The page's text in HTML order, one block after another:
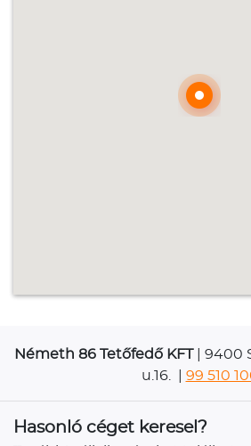
Németh 86 Tetőfedő KFT| 9400
u.16. | 99 510
Hasonló céget keresel?